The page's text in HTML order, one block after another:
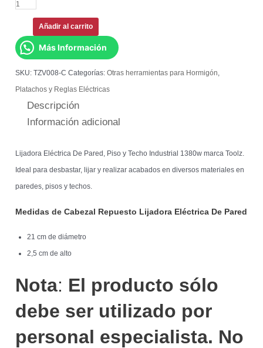
Añadir al carrito
Más Información
SKU:TZV008-C Categorías:Otras herramientas para Hormigón,
Platachos y Reglas Eléctricas
Descripción
Información adicional
Lijadora Eléctrica De Pared, Piso y Techo Industrial 1380w marca Toolz.
Ideal para desbastar, lijar y realizar acabados en diversos materiales en
paredes, pisos y techos.
Medidas de Cabezal Repuesto Lijadora Eléctrica De Pared
21 cm de diámetro
2,5 cm de alto
Nota: El producto sólo
debe ser utilizado por
personal especialista. No